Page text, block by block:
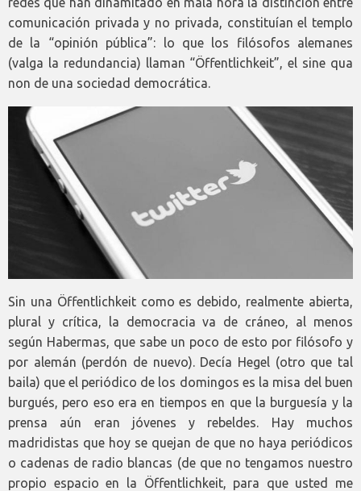
comunicación privada y no privada, constituían el templo
de la “opinión pública”: lo que los filósofos alemanes
(valga la redundancia) llaman “Öffentlichkeit”, el sine qua
non de una sociedad democrática.
Sin una Öffentlichkeit como es debido, realmente abierta,
plural y crítica, la democracia va de cráneo, al menos
según Habermas, que sabe un poco de esto por filósofo y
por alemán (perdón de nuevo). Decía Hegel (otro que tal
baila) que el periódico de los domingos es la misa del buen
burgués, pero eso era en tiempos en que la burguesía y la
prensa aún eran jóvenes y rebeldes. Hay muchos
madridistas que hoy se quejan de que no haya periódicos
o cadenas de radio blancas (de que no tengamos nuestro
propio espacio en la Öffentlichkeit, para que usted me